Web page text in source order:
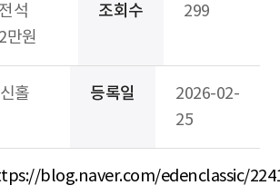
전석
2만원
조회수 299
홀 등록일
2026-02-
25
blog.naver.com/edenclassic/